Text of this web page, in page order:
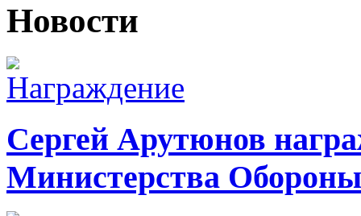
Новости
Сергей Арутюнов
Министерства Обороны